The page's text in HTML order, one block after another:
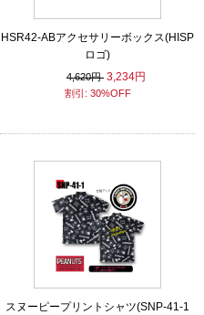
HSR42-ABアクセサリーボックス(HISP
ロゴ)
4,620円 3,234円
割引: 30%OFF
スヌーピープリントシャツ(SNP-41-1